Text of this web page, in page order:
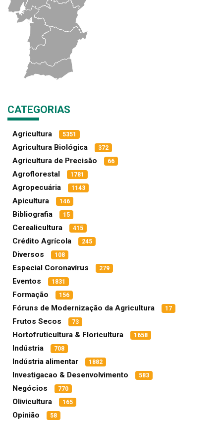
CATEGORIAS
Agricultura 5351
Agricultura Biológica 372
Agricultura de Precisão 66
Agroflorestal 1781
Agropecuária 1143
Apicultura 146
Bibliografia 15
Cerealicultura 415
Crédito Agrícola 245
Diversos 108
Especial Coronavírus 279
Eventos 1831
Formação 156
Fóruns de Modernização da Agricultura 17
Frutos Secos 73
Hortofruticultura & Floricultura 1658
Indústria 708
Indústria alimentar 1882
Investigacao & Desenvolvimento 583
Negócios 770
Olivicultura 165
Opinião 58